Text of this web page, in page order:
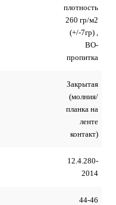
плотность
260 гр/м2
(+/-7гр) ,
ВО-
пропитка
Закрытая
(молния/
планка на
ленте
контакт)
12.4.280-
2014
44-46